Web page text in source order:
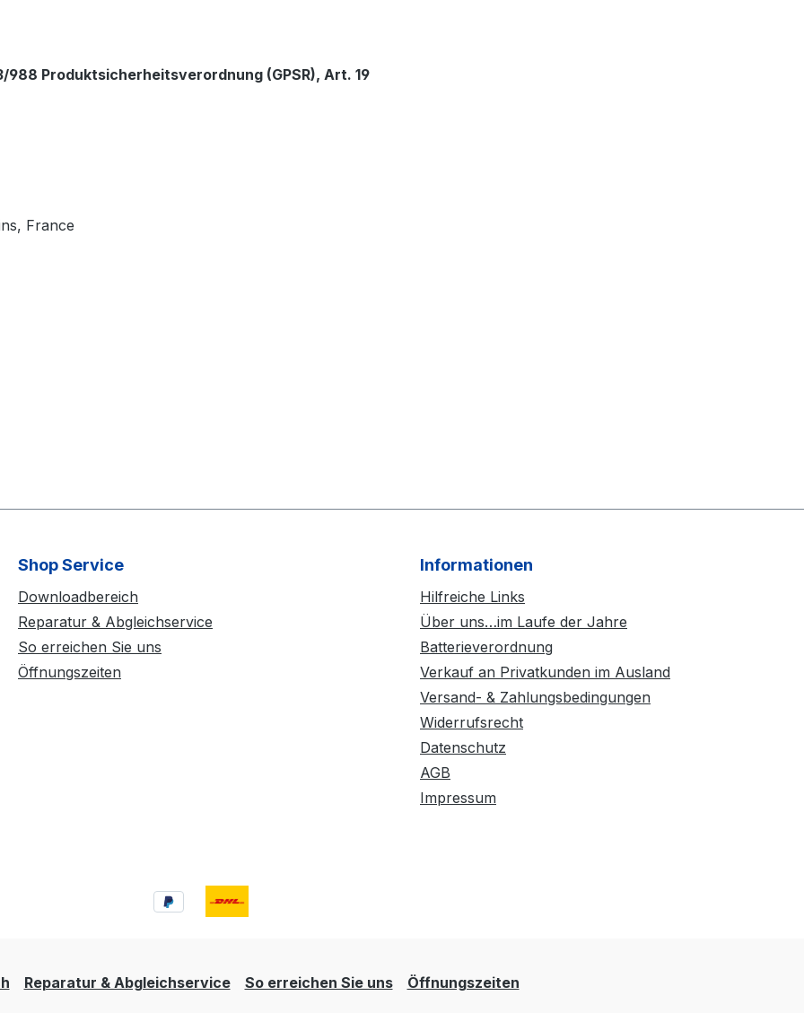
Produktsicherheitsverordnung (GPSR), Art. 19
France
Shop Service
Downloadbereich
Reparatur & Abgleichservice
So erreichen Sie uns
Öffnungszeiten
Informationen
Hilfreiche Links
Über uns…im Laufe der Jahre
Batterieverordnung
Verkauf an Privatkunden im Ausland
Versand- & Zahlungsbedingungen
Widerrufsrecht
Datenschutz
AGB
Impressum
Reparatur & Abgleichservice So erreichen Sie uns Öffnungszeiten